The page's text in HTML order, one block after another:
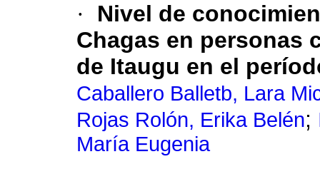
·
Nivel de
Chagas en personas
de Itaugu en el
Caballero Balletb, Lara
Rojas Rolón, Erika Belén;
María Eugenia